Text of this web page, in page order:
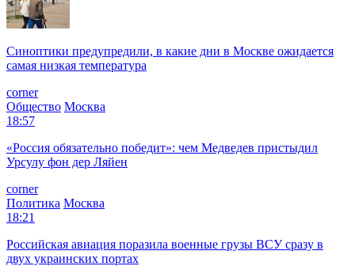
Синоптики предупредили, в какие дни в Москве ожидается
самая низкая температура
corner
Общество Москва
18:57
«Россия обязательно победит»: чем Медведев пристыдил
Урсулу фон дер Ляйен
corner
Политика Москва
18:21
Российская авиация поразила военные грузы ВСУ сразу в
двух украинских портах